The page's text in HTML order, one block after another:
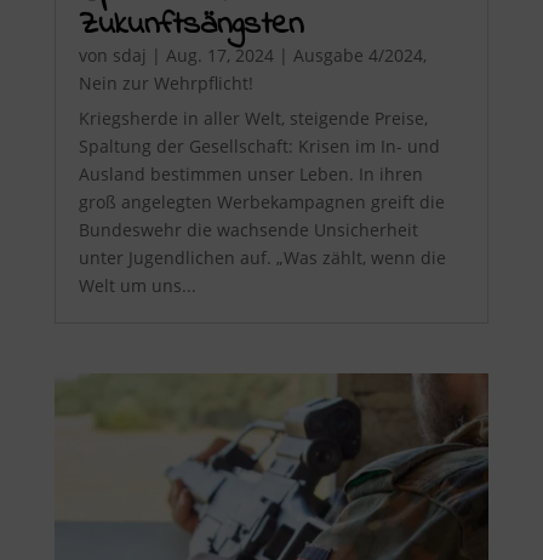
Zukunftsängsten
von sdaj | Aug. 17, 2024| Ausgabe 4/2024,
Nein zur Wehrpflicht!
Kriegsherde in aller Welt, steigende Preise,
Spaltung der Gesellschaft: Krisen im In- und
Ausland bestimmen unser Leben. In ihren
groß angelegten Werbekampagnen greift die
Bundeswehr die wachsende Unsicherheit
unter Jugendlichen auf. „Was zählt, wenn die
Welt um uns...